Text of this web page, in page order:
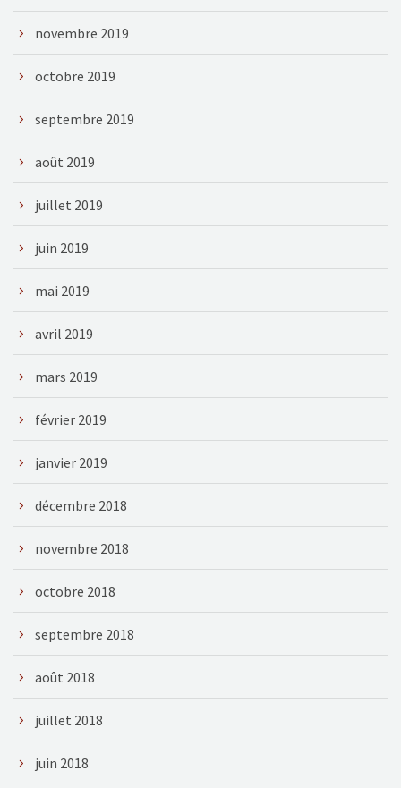
novembre 2019
octobre 2019
septembre 2019
août 2019
juillet 2019
juin 2019
mai 2019
avril 2019
mars 2019
février 2019
janvier 2019
décembre 2018
novembre 2018
octobre 2018
septembre 2018
août 2018
juillet 2018
juin 2018